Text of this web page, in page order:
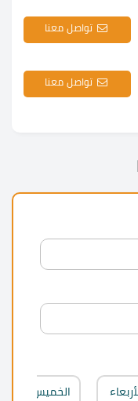
تواصل معنا
تواصل معنا
الخميس